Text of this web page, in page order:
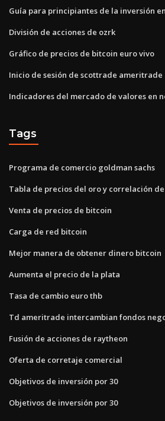
Guía para principiantes de la inversión
División de acciones de ozrk
Gráfico de precios de bitcoin euro vivo
Inicio de sesión de scottrade ameritrade
Indicadores del mercado de valores en
Tags
Programa de comercio goldman sachs
Tabla de precios del oro y correlación
Venta de precios de bitcoin
Carga de red bitcoin
Mejor manera de obtener dinero bitcoin
Aumenta el precio de la plata
Tasa de cambio euro thb
Td ameritrade intercambian fondos
Fusión de acciones de raytheon
Oferta de corretaje comercial
Objetivos de inversión por 30
Objetivos de inversión por 30